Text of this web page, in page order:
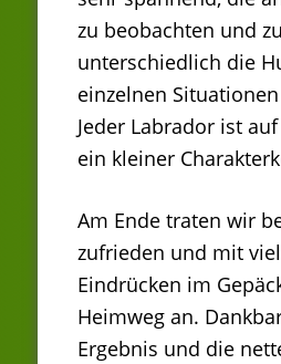
zu beobachten und
unterschiedlich die
einzelnen
Jeder Labrador ist
ein kleiner
Am Ende traten wir
zufrieden und mit
Eindrücken im
Heimweg an.
Ergebnis und die